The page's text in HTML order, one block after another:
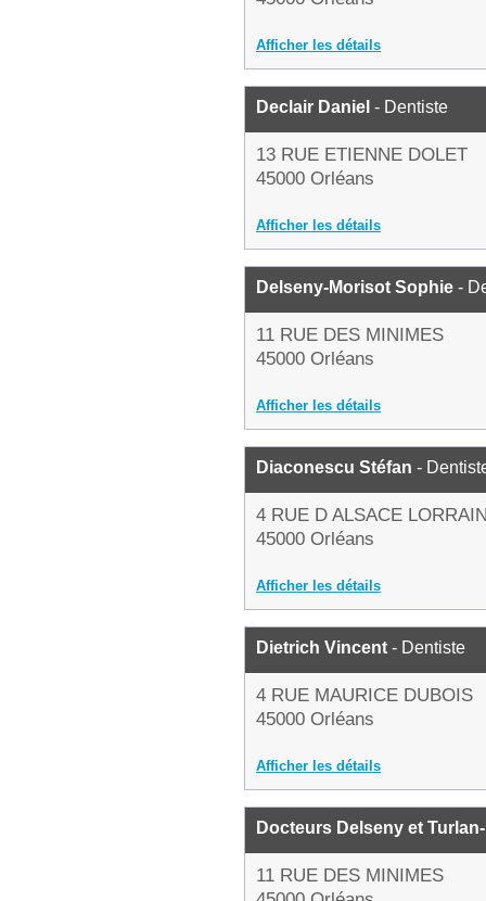
Afficher les détails
Declair Daniel - Dentiste
13 RUE ETIENNE DOLET
45000 Orléans
Afficher les détails
Delseny-Morisot Sophie -
11 RUE DES MINIMES
45000 Orléans
Afficher les détails
Diaconescu Stéfan -
4 RUE D ALSACE
45000 Orléans
Afficher les détails
Dietrich Vincent - Dentiste
4 RUE MAURICE DUBOIS
45000 Orléans
Afficher les détails
Docteurs Delseny et
11 RUE DES MINIMES